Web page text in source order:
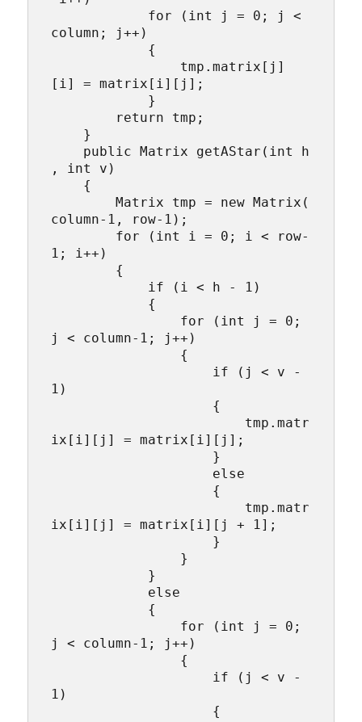
for (int j = 0; j <
column; j++)
{
tmp.matrix[j]
[i] = matrix[i][j];
}
return tmp;
}
public Matrix getAStar(int h
, int v)
{
Matrix tmp = new Matrix(
column-1, row-1);
for (int i = 0; i < row-
1; i++)
{
if (i < h - 1)
{
for (int j = 0;
j < column-1; j++)
{
if (j < v -
1)
{
tmp.matr
ix[i][j] = matrix[i][j];
}
else
{
tmp.matr
ix[i][j] = matrix[i][j + 1];
}
}
}
else
{
for (int j = 0;
j < column-1; j++)
{
if (j < v -
1)
{